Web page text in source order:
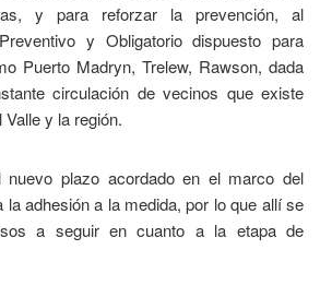
y para reforzar la prevención, al
y Obligatorio dispuesto para
Puerto Madryn, Trelew, Rawson, dada
circulación de vecinos que existe
y la región.
plazo acordado en el marco del
adhesión a la medida, por lo que allí se
a seguir en cuanto a la etapa de